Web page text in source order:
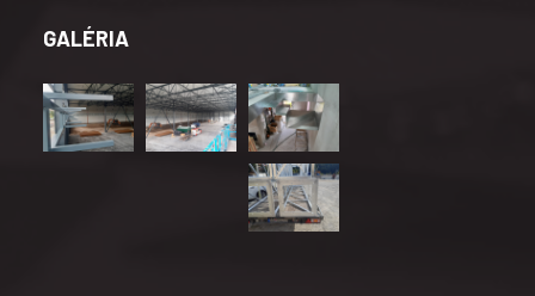
GALÉRIA